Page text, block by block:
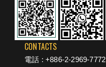
CONTACTS
電話 : +886-2-2969-7772